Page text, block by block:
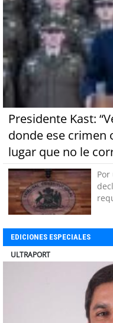
Presidente Kast:
donde ese crimen
lugar que no le
EDICIONES ESPECIALES
ULTRAPORT